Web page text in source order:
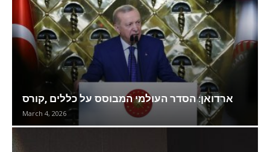
ארדואן: הסדר העולמי המבוסס על כללים ,קורס
March 4, 2026